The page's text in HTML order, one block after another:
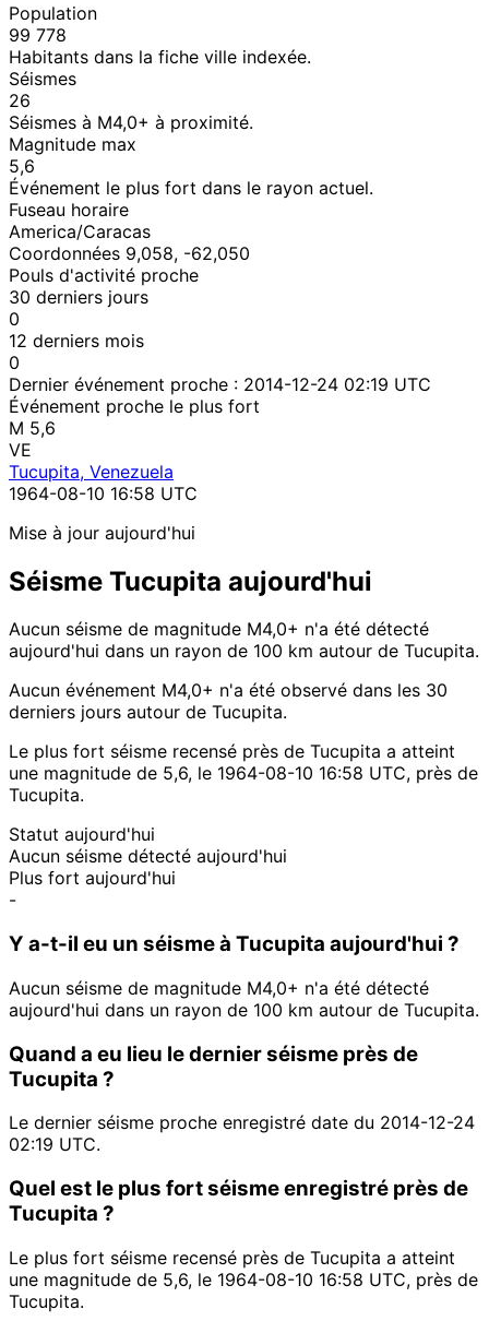
Population
99 778
Habitants dans la fiche ville indexée.
Séismes
26
Séismes à M4,0+ à proximité.
Magnitude max
5,6
Événement le plus fort dans le rayon actuel.
Fuseau horaire
America/Caracas
Coordonnées 9,058, -62,050
Pouls d'activité proche
30 derniers jours
0
12 derniers mois
0
Dernier événement proche : 2014-12-24 02:19 UTC
Événement proche le plus fort
M 5,6
VE
Tucupita, Venezuela
1964-08-10 16:58 UTC
Mise à jour aujourd'hui
Séisme Tucupita aujourd'hui
Aucun séisme de magnitude M4,0+ n'a été détecté
aujourd'hui dans un rayon de 100 km autour de Tucupita.
Aucun événement M4,0+ n'a été observé dans les 30
derniers jours autour de Tucupita.
Le plus fort séisme recensé près de Tucupita a atteint
une magnitude de 5,6, le 1964-08-10 16:58 UTC, près de
Tucupita.
Statut aujourd'hui
Aucun séisme détecté aujourd'hui
Plus fort aujourd'hui
-
Y a-t-il eu un séisme à Tucupita aujourd'hui ?
Aucun séisme de magnitude M4,0+ n'a été détecté
aujourd'hui dans un rayon de 100 km autour de Tucupita.
Quand a eu lieu le dernier séisme près de
Tucupita ?
Le dernier séisme proche enregistré date du 2014-12-24
02:19 UTC.
Quel est le plus fort séisme enregistré près de
Tucupita ?
Le plus fort séisme recensé près de Tucupita a atteint
une magnitude de 5,6, le 1964-08-10 16:58 UTC, près de
Tucupita.